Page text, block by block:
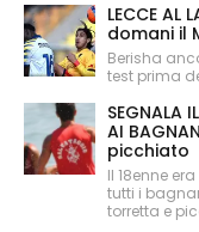
LECCE
domani il
Berisha
test prima
SEGNALA
AI
picchiato
Il 18enne
tutti i
torretta e